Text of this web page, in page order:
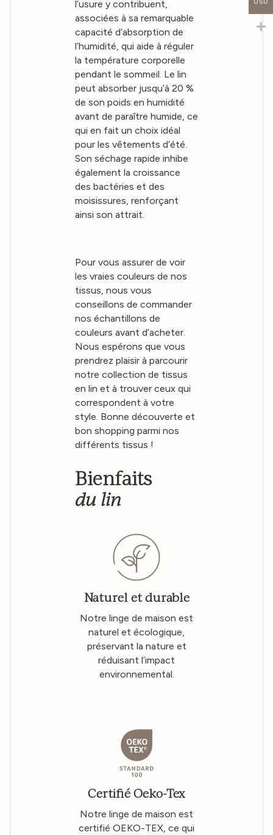
l’usure y contribuent,
associées à sa remarquable
capacité d’absorption de
l’humidité, qui aide à réguler
la température corporelle
pendant le sommeil. Le lin
peut absorber jusqu’à 20 %
de son poids en humidité
avant de paraître humide, ce
qui en fait un choix idéal
pour les vêtements d’été.
Son séchage rapide inhibe
également la croissance
des bactéries et des
moisissures, renforçant
ainsi son attrait.
Pour vous assurer de voir
les vraies couleurs de nos
tissus, nous vous
conseillons de commander
nos échantillons de
couleurs avant d’acheter.
Nous espérons que vous
prendrez plaisir à parcourir
notre collection de tissus
en lin et à trouver ceux qui
correspondent à votre
style. Bonne découverte et
bon shopping parmi nos
différents tissus !
Bienfaits
du lin
Naturel et durable
Notre linge de maison est
naturel et écologique,
préservant la nature et
réduisant l’impact
environnemental.
Certifié Oeko-Tex
Notre linge de maison est
certifié OEKO-TEX, ce qui